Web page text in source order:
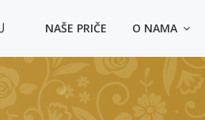
NAŠE PRIČE O NAMA